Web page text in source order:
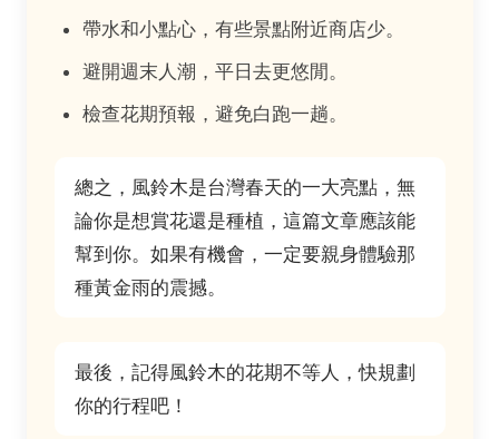
帶水和小點心，有些景點附近商店少。
避開週末人潮，平日去更悠閒。
檢查花期預報，避免白跑一趟。
總之，風鈴木是台灣春天的一大亮點，無
論你是想賞花還是種植，這篇文章應該能
幫到你。如果有機會，一定要親身體驗那
種黃金雨的震撼。
最後，記得風鈴木的花期不等人，快規劃
你的行程吧！